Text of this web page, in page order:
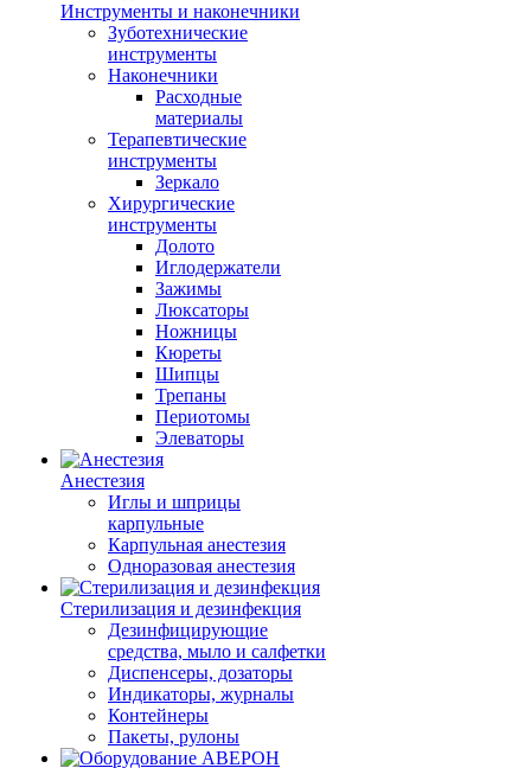
Инструменты и наконечники
Зуботехнические
инструменты
Наконечники
Расходные
материалы
Терапевтические
инструменты
Зеркало
Хирургические
инструменты
Долото
Иглодержатели
Зажимы
Люксаторы
Ножницы
Кюреты
Шипцы
Трепаны
Периотомы
Элеваторы
Анестезия
Иглы и шприцы
карпульные
Карпульная анестезия
Одноразовая анестезия
Стерилизация и дезинфекция
Дезинфицирующие
средства, мыло и салфетки
Диспенсеры, дозаторы
Индикаторы, журналы
Контейнеры
Пакеты, рулоны